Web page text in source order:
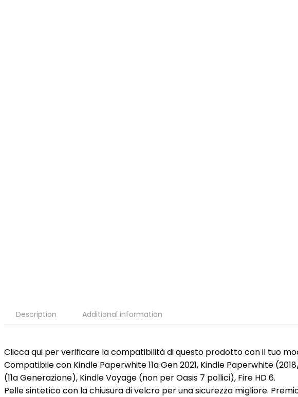
Description Additional information
Clicca qui per verificare la compatibilità di questo prodotto con il tuo
Compatibile con Kindle Paperwhite 11a Gen 2021, Kindle Paperwhite
(11a Generazione), Kindle Voyage (non per Oasis 7 pollici), Fire HD 6.
Pelle sintetico con la chiusura di velcro per una sicurezza migliore.